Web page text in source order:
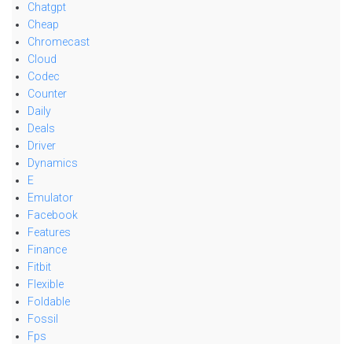
Chatgpt
Cheap
Chromecast
Cloud
Codec
Counter
Daily
Deals
Driver
Dynamics
E
Emulator
Facebook
Features
Finance
Fitbit
Flexible
Foldable
Fossil
Fps